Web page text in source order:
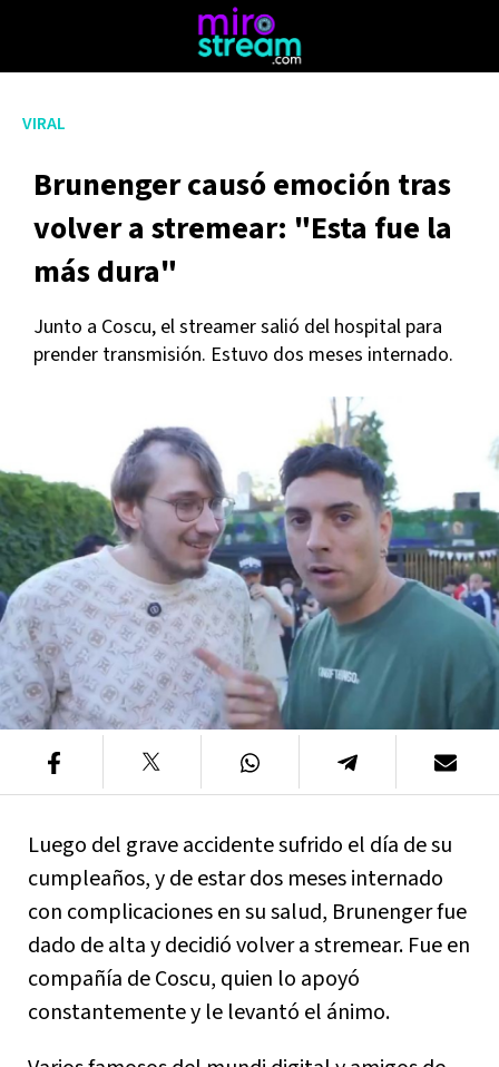
VIRAL
Brunenger causó emoción tras
volver a stremear: "Esta fue la
más dura"
Junto a Coscu, el streamer salió del hospital para
prender transmisión. Estuvo dos meses internado.
Luego del grave accidente sufrido el día de su
cumpleaños, y de estar dos meses internado
con complicaciones en su salud, Brunenger fue
dado de alta y decidió volver a stremear. Fue en
compañía de Coscu, quien lo apoyó
constantemente y le levantó el ánimo.